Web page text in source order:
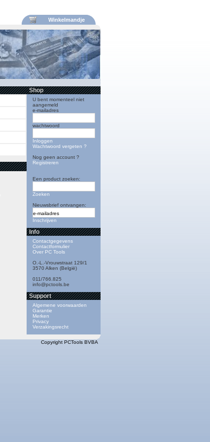
Winkelmandje
Shop
U bent momenteel niet
aangemeld
e-mailadres
wachtwoord
Inloggen
Wachtwoord vergeten ?
Nog geen account ?
Registreren
Een product zoeken:
Zoeken
Nieuwsbrief ontvangen:
Inschrijven
Info
Contactgegevens
Contactformulier
Over PC Tools
O.-L.-Vrouwstraat 129/1
3570 Alken (België)
011/766.825
info@pctools.be
Support
Algemene voorwaarden
Garantie
Merken
Privacy
Verzakingsrecht
Copyright PCTools BVBA